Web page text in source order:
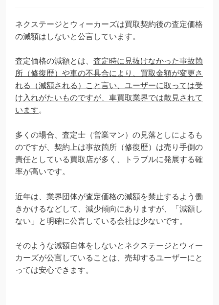
ネクステージとウィーカーズは買取契約後の査定価格
の減額はしないと公言しています。
査定価格の減額とは、 査定時に見抜けなかった事故箇
所（修復歴）や車の不具合により、買取金額が変更さ
れる（減額される）こと言い、ユーザーに取っては受
け入れがたいものですが、車買取業界では散見されて
います。
多くの場合、査定士（営業マン）の見落としによるも
のですが、契約上は事故箇所（修復歴）は売り手側の
責任としている買取店が多く、トラブルに発展する確
率が高いです。
近年は、業界団体が査定価格の減額を禁止するよう働
きかけるなどして、減少傾向にありますが、「減額し
ない」と明確に公言している会社は少ないです。
そのような減額自体をしないとネクステージとウィー
カーズが公言していることは、売却するユーザーにと
っては安心できます。